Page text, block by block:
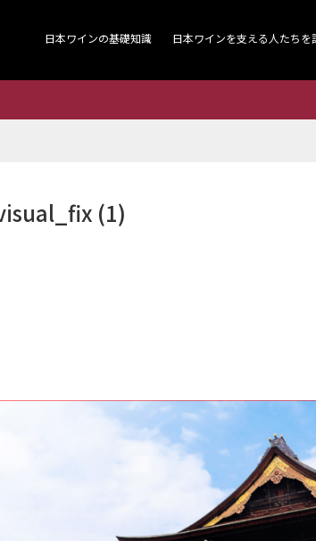
日本ワインの基礎知識 日本ワインを支える人たちを
(1)